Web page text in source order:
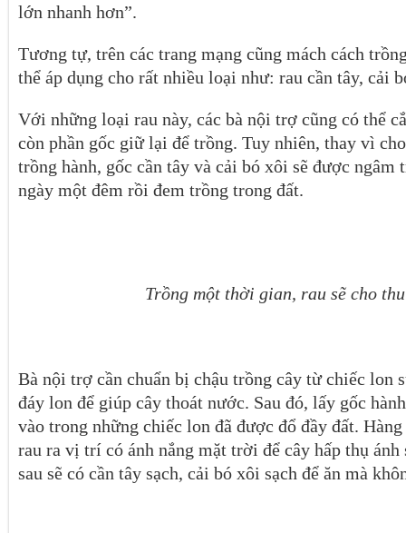
lớn nhanh hơn”.
Tương tự, trên các trang mạng cũng mách cách
thể áp dụng cho rất nhiều loại như: rau cần tây, cải
Với những loại rau này, các bà nội trợ cũng có thể
còn phần gốc giữ lại để trồng. Tuy nhiên, thay vì
trồng hành, gốc cần tây và cải bó xôi sẽ được ngâm
ngày một đêm rồi đem trồng trong đất.
Trồng một thời gian, rau sẽ cho
Bà nội trợ cần chuẩn bị chậu trồng cây từ chiếc lon
đáy lon để giúp cây thoát nước. Sau đó, lấy gốc
vào trong những chiếc lon đã được đổ đầy đất.
rau ra vị trí có ánh nắng mặt trời để cây hấp thụ
sau sẽ có cần tây sạch, cải bó xôi sạch để ăn mà